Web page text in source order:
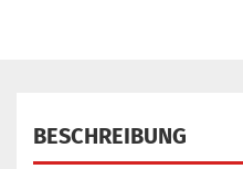
BESCHREIBUNG